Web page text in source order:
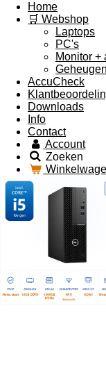
Home
🛒 Webshop
Laptops
PC's
Monitor +
AccuCheck
Downloads
Info
Contact
Account
Zoeken